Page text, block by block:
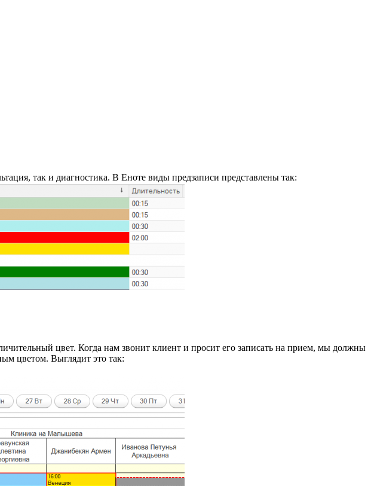
так и диагностика. В Еноте виды предзаписи представлены так:
цвет. Когда нам звонит клиент и просит его записать на прием, мы должны
цветом. Выглядит это так: